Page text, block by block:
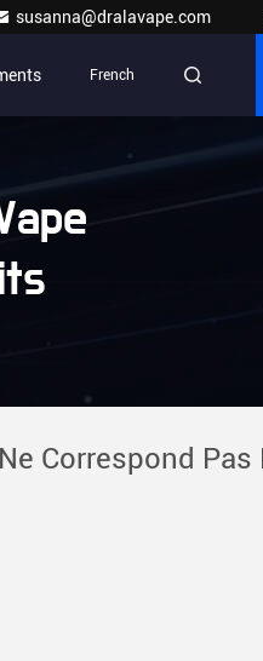
susanna@dralavape.com
French
Correspond